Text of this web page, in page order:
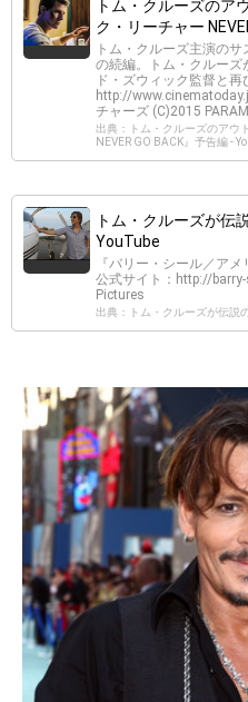
トム・クルーズのア
ク・リーチャー
トム・クルーズ主演のサ
の続編。トム・クルーズ
ド・ズウィック監督と再
http://
チャーズ (C)2015
出典：トム・クルーズのアウ
NEVER GO BACK』予告編 -
トム・クルーズが伝
YouTube
『バリー・シール／ア
公式サイト：http://
Pictures
出典：トム・クルーズが伝説